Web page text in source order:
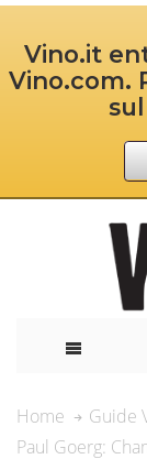
Vino.it
Vino.com.
Home Guide
Paul Goerg: